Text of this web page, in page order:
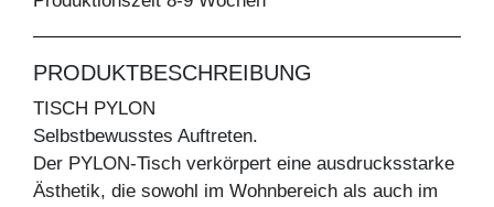
PRODUKTBESCHREIBUNG
TISCH PYLON
Selbstbewusstes Auftreten.
Der PYLON-Tisch verkörpert eine ausdrucksstarke
Ästhetik, die sowohl im Wohnbereich als auch im